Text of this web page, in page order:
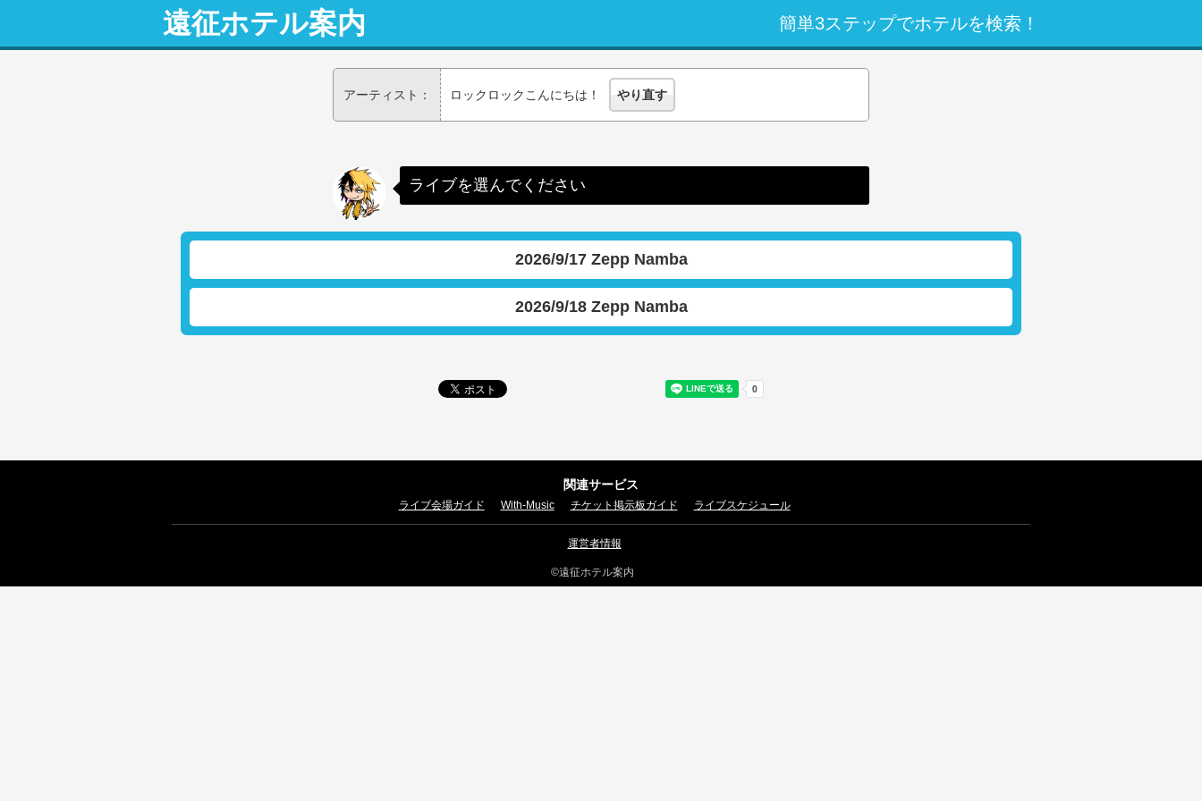
簡単3ステップでホテルを検索！
遠征ホテル案内
アーティスト： ロックロックこんにちは！ やり直す
ライブを選んでください
2026/9/17 Zepp Namba
2026/9/18 Zepp Namba
関連サービス
ライブ会場ガイド With-Music チケット掲示板ガイド ライブスケジュール
運営者情報
©遠征ホテル案内